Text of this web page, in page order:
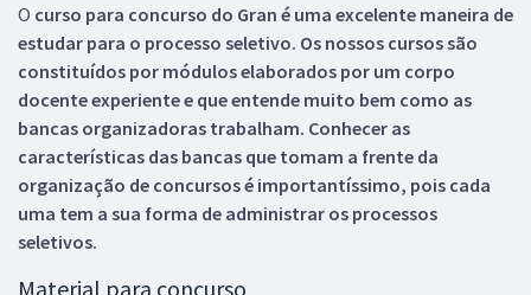
O curso para concurso do Gran é uma excelente maneira de
estudar para o processo seletivo. Os nossos cursos são
constituídos por módulos elaborados por um corpo
docente experiente e que entende muito bem como as
bancas organizadoras trabalham. Conhecer as
características das bancas que tomam a frente da
organização de concursos é importantíssimo, pois cada
uma tem a sua forma de administrar os processos
seletivos.
Material para concurso